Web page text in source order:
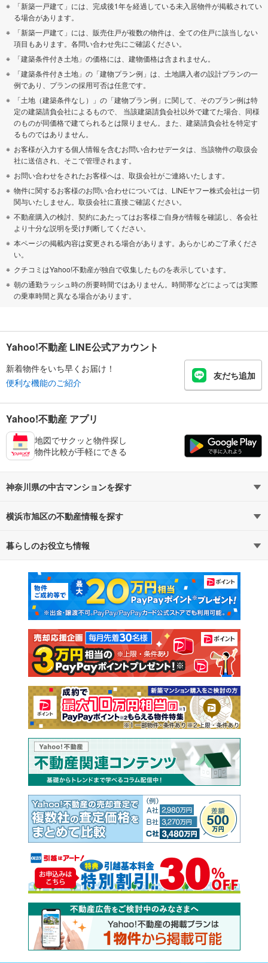
「新築一戸建て」には、完成後1年を経過している未入居物件が掲載されてい
る場合があります。
「新築一戸建て」には、販売住戸が複数の物件は、全ての住戸に該当しない
項目もあります。各問い合わせ先にご確認ください。
「建築条件付き土地」の価格には、建物価格は含まれません。
「建築条件付き土地」の「建物プラン例」は、土地購入者の設計プランの一
例であり、プランの採用可否は任意です。
「土地（建築条件なし）」の「建物プラン例」に関して、そのプラン例は特
定の建築請負会社によるもので、 当該建築請負会社以外で建てた場合、同様
のものが同価格で建てられるとは限りません。また、建築請負会社を特定す
るものではありません。
お客様が入力する個人情報を含むお問い合わせデータは、当該物件の取扱会
社に送信され、そこで管理されます。
お問い合わせをされたお客様へは、取扱会社がご連絡いたします。
物件に関するお客様のお問い合わせについては、LINEヤフー株式会社は一切
関与いたしません。取扱会社に直接ご確認ください。
不動産購入の検討、契約にあたってはお客様ご自身が情報を確認し、各会社
より十分な説明を受け判断してください。
本ページの掲載内容は変更される場合があります。あらかじめご了承くださ
い。
クチコミはYahoo!不動産が独自で収集したものを表示しています。
朝の通勤ラッシュ時の所要時間ではありません。時間帯などによっては実際
の乗車時間と異なる場合があります。
Yahoo!不動産 LINE公式アカウント
新着物件をいち早くお届け！
便利な機能のご紹介
友だち追加
Yahoo!不動産 アプリ
地図でサクッと物件探し
物件比較が手軽にできる
神奈川県の中古マンションを探す
路線・駅から探す
通勤・通学時間から探す
横浜市旭区の不動産情報を探す
不動産・住宅
新築マンション 中古マンション
新築一戸建て 中古一戸建て
注文住宅 土地
売却査定
暮らしのお役立ち情報
マンションカタログ 教えて！住まいの先生